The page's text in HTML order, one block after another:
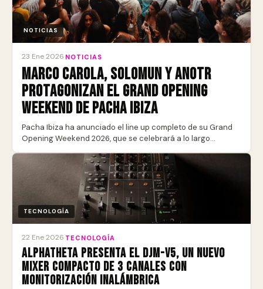
NOTICIAS
23 Ene 2026 NOTICIAS
Marco Carola, Solomun y ANOTR
protagonizan el Grand Opening
Weekend de Pacha Ibiza
Pacha Ibiza ha anunciado el line up completo de su Grand
Opening Weekend 2026, que se celebrará a lo largo…
TECNOLOGÍA
22 Ene 2026 TECNOLOGÍA
AlphaTheta presenta el DJM-V5, un nuevo
mixer compacto de 3 canales con
monitorización inalámbrica